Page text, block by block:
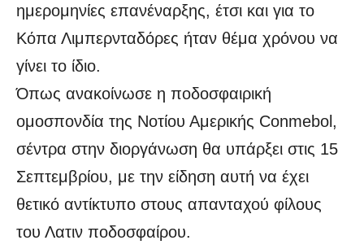
ημερομηνίες επανέναρξης, έτσι και για το
Κόπα Λιμπερνταδόρες ήταν θέμα χρόνου να
γίνει το ίδιο.
Όπως ανακοίνωσε η ποδοσφαιρική
ομοσπονδία της Νοτίου Αμερικής Conmebol,
σέντρα στην διοργάνωση θα υπάρξει στις 15
Σεπτεμβρίου, με την είδηση αυτή να έχει
θετικό αντίκτυπο στους απανταχού φίλους
του Λατιν ποδοσφαίρου.